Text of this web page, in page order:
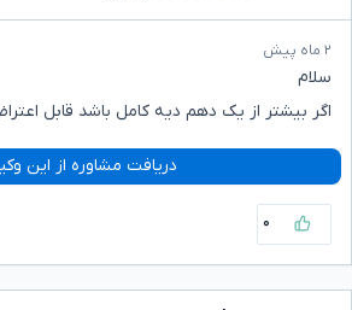
۲ ماه پیش
سلام
اگر بیشتر از یک دهم دیه کامل باشد قابل
دریافت مشاوره از این
۰